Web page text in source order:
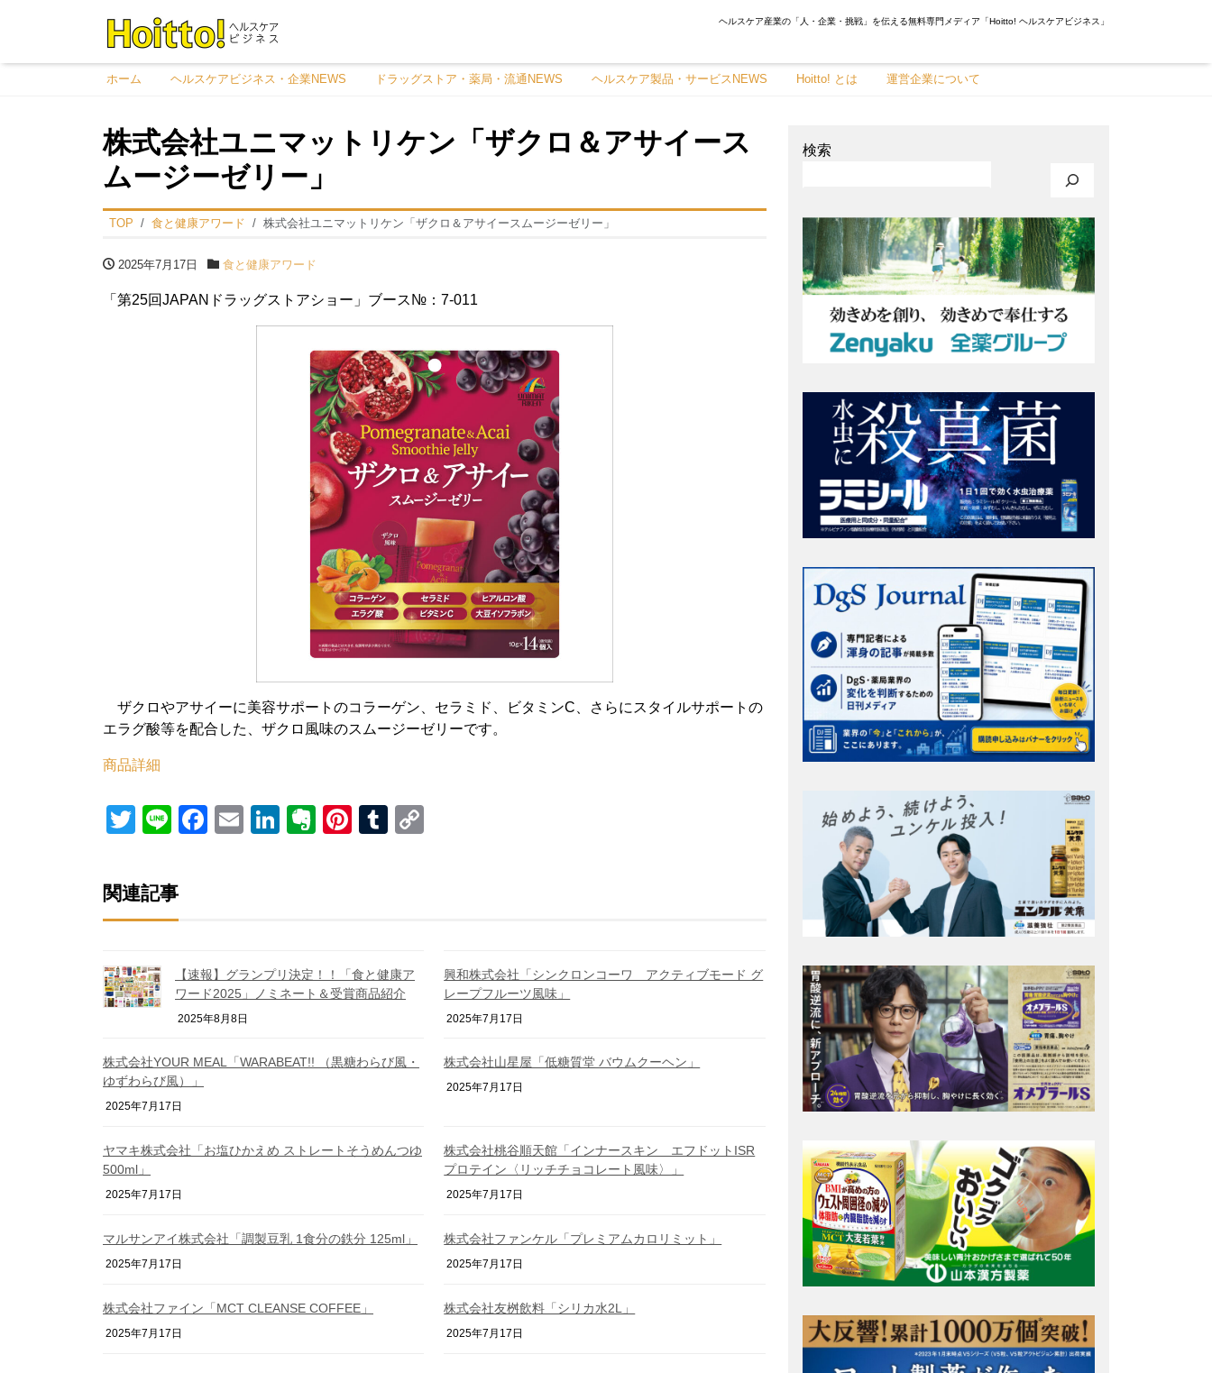
ヘルスケア産業の「人・企業・挑戦」を伝える無料専門メディア「Hoitto! ヘルスケアビジネス」
ホーム ヘルスケアビジネス・企業NEWS ドラッグストア・薬局・流通NEWS ヘルスケア製品・サービスNEWS Hoitto! とは 運営企業について
株式会社ユニマットリケン「ザクロ＆アサイース
ムージーゼリー」
TOP 食と健康アワード 株式会社ユニマットリケン「ザクロ＆アサイースムージーゼリー」
2025年7月17日 食と健康アワード
「第25回JAPANドラッグストアショー」ブース№：7-011
ザクロやアサイーに美容サポートのコラーゲン、セラミド、ビタミンC、さらにスタイルサポートの
エラグ酸等を配合した、ザクロ風味のスムージーゼリーです。
商品詳細
Twitter
LineFacebook
EmailLinkedIn
Evernote
Pinterest
Tumblr
関連記事
【速報】グランプリ決定！！「食と健康ア
ワード2025」ノミネート＆受賞商品紹介
2025年8月8日
興和株式会社「シンクロンコーワ アクティブモード グ
レープフルーツ風味」
2025年7月17日
株式会社YOUR MEAL「WARABEAT!! （黒糖わらび風・
ゆずわらび風）」
2025年7月17日
株式会社山星屋「低糖質堂 バウムクーヘン」
2025年7月17日
ヤマキ株式会社「お塩ひかえめ ストレートそうめんつゆ
500ml」
2025年7月17日
株式会社桃谷順天館「インナースキン エフドットISR
プロテイン〈リッチチョコレート風味〉」
2025年7月17日
マルサンアイ株式会社「調製豆乳 1食分の鉄分 125ml」
2025年7月17日
株式会社ファンケル「プレミアムカロリミット」
2025年7月17日
株式会社ファイン「MCT CLEANSE COFFEE」
2025年7月17日
株式会社友桝飲料「シリカ水2L」
2025年7月17日
検索